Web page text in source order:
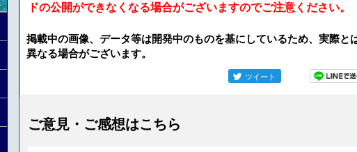
ドの公開ができなくなる場合がございますのでご注意ください。
掲載中の画像、データ等は開発中のものを基にしているため、実際と
異なる場合がございます。
ツイート
ご意見・ご感想はこちら